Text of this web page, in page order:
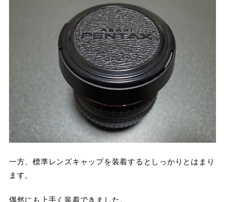
一方、標準レンズキャップを装着するとしっかりとはまり
ます。
偶然にも上手く装着できました。